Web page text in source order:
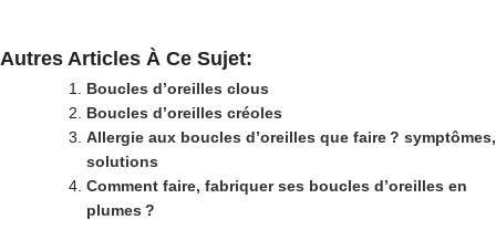
Autres Articles À Ce Sujet:
Boucles d’oreilles clous
Boucles d’oreilles créoles
Allergie aux boucles d’oreilles que faire ? symptômes,
solutions
Comment faire, fabriquer ses boucles d’oreilles en
plumes ?